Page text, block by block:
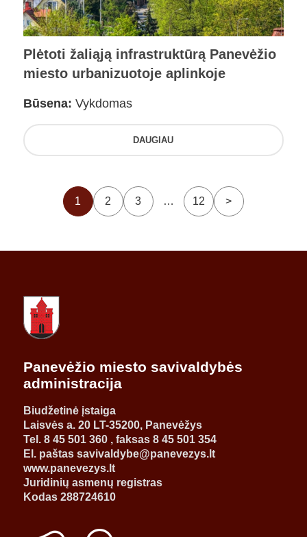
Plėtoti žaliąją infrastruktūrą Panevėžio
miesto urbanizuotoje aplinkoje
Būsena: Vykdomas
DAUGIAU
1 2 3 … 12 >
Panevėžio miesto savivaldybės
administracija
Biudžetinė įstaiga
Laisvės a. 20 LT-35200, Panevėžys
Tel. 8 45 501 360 , faksas 8 45 501 354
El. paštas savivaldybe@panevezys.lt
www.panevezys.lt
Juridinių asmenų registras
Kodas 288724610